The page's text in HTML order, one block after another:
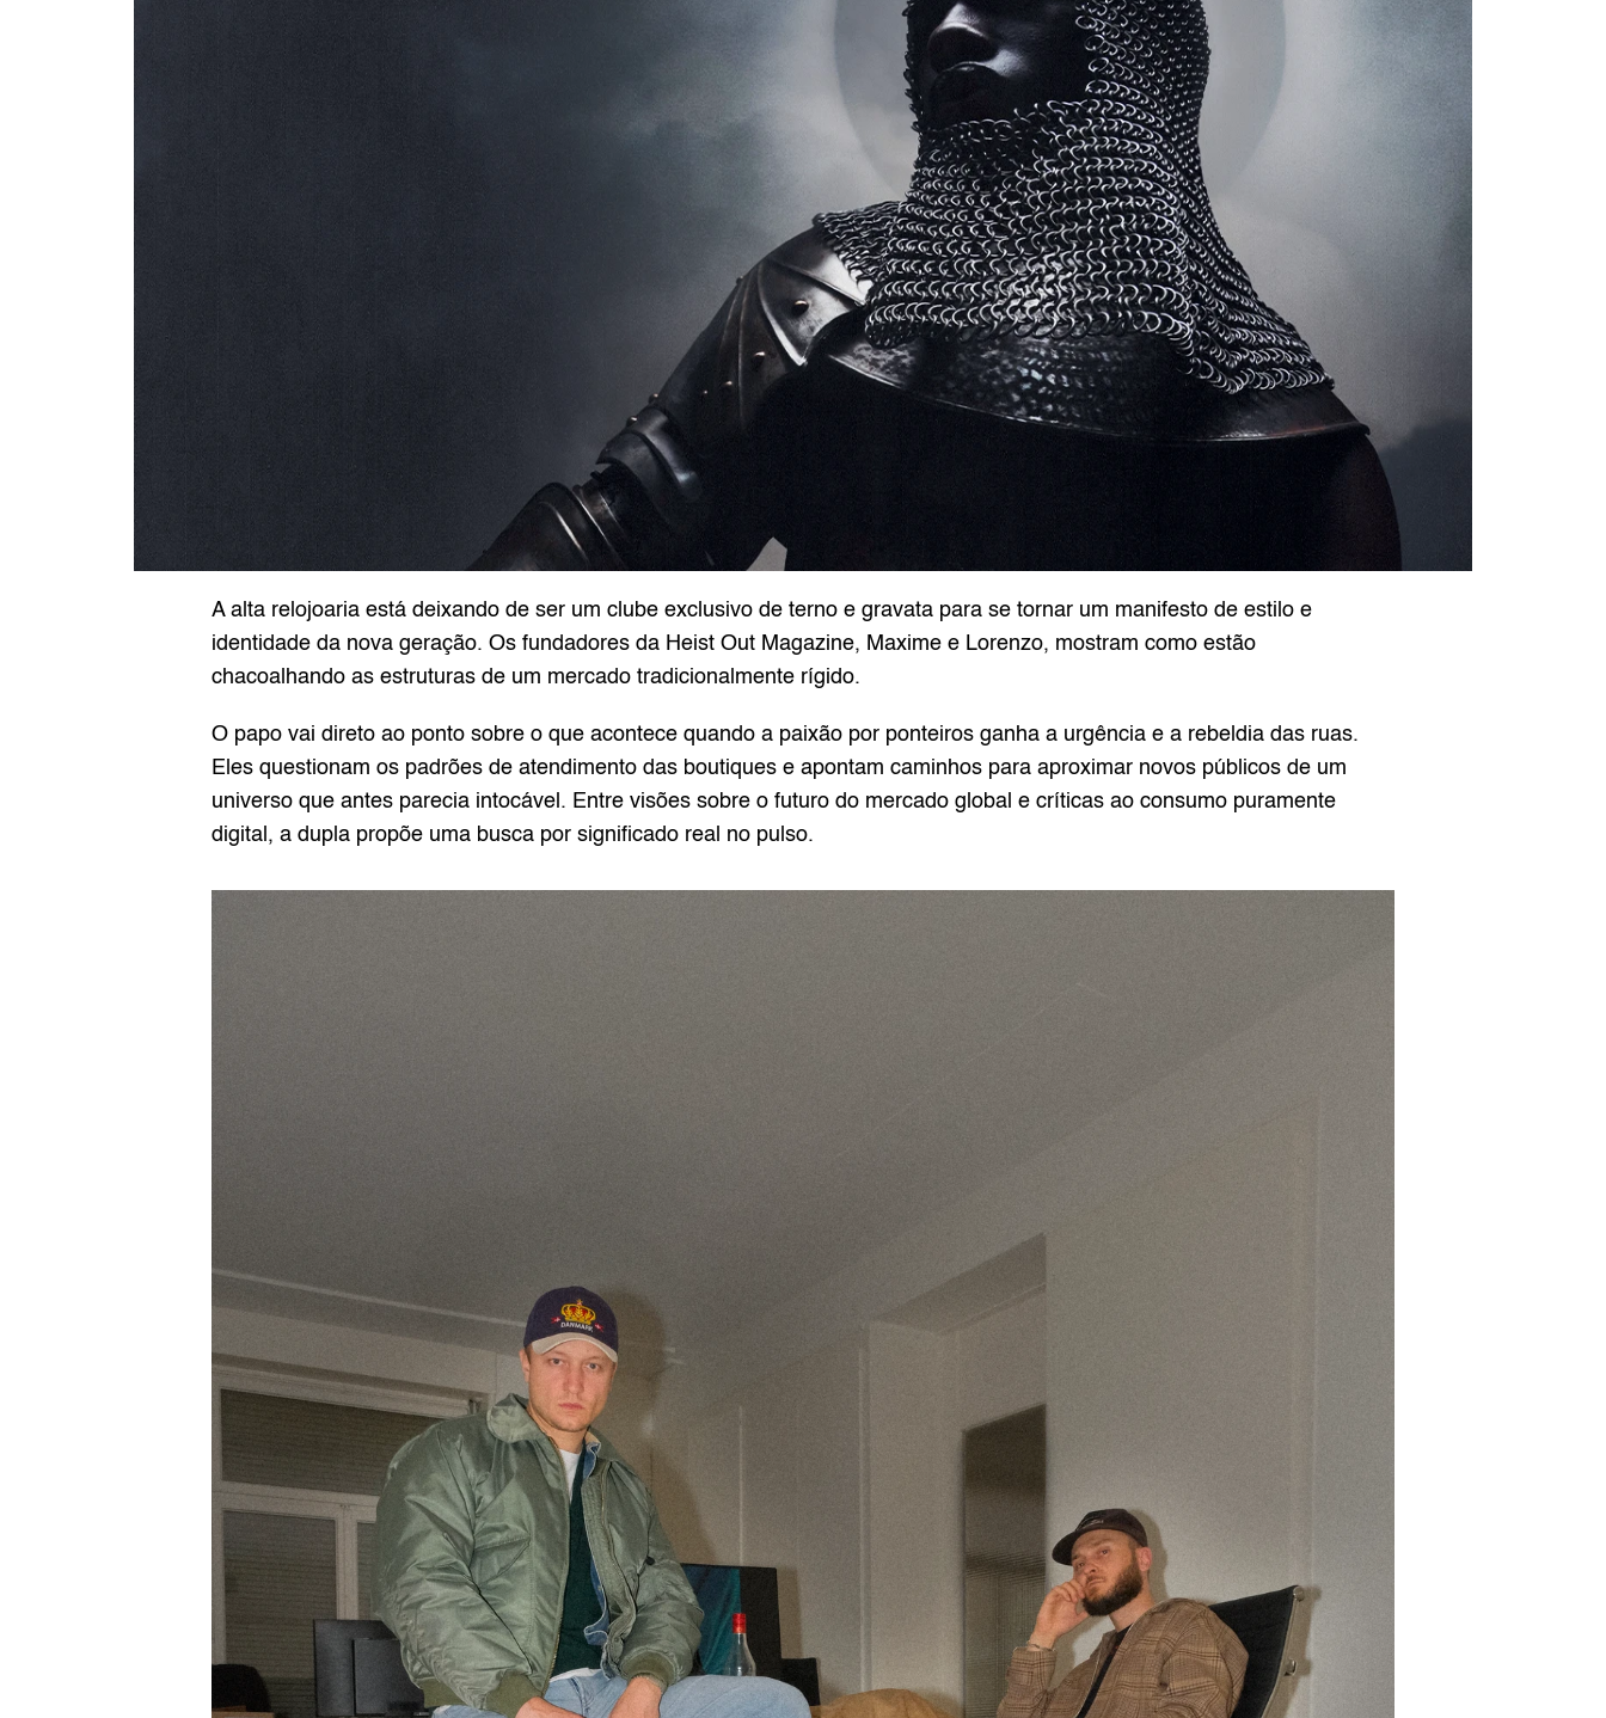
A alta relojoaria está deixando de ser um clube exclusivo de terno e gravata para se tornar um manifesto de estilo e
identidade da nova geração. Os fundadores da Heist Out Magazine, Maxime e Lorenzo, mostram como estão
chacoalhando as estruturas de um mercado tradicionalmente rígido.
O papo vai direto ao ponto sobre o que acontece quando a paixão por ponteiros ganha a urgência e a rebeldia das ruas.
Eles questionam os padrões de atendimento das boutiques e apontam caminhos para aproximar novos públicos de um
universo que antes parecia intocável. Entre visões sobre o futuro do mercado global e críticas ao consumo puramente
digital, a dupla propõe uma busca por significado real no pulso.